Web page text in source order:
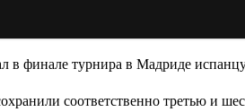
финале турнира в Мадриде
соответственно третью и